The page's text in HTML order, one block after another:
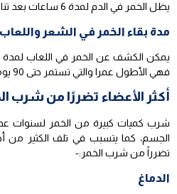
يظل الخمر في الدم لمدة 6 ساعات بعد تناول الجرعة.
مدة بقاء الخمر في الشعر
يمكن الكشف عن الخمر في اللعاب لمدة
فهي الأطول عمرا والتي تستمر حتى 90 يوما.
أكثر الأعضاء تضررًا من شرب
شرب كميات كبيرة من الخمر لسنوات
الجسم، كما يتسبب في تلف الكثير من
تضرراً من شرب الخمر:-
الدماغ